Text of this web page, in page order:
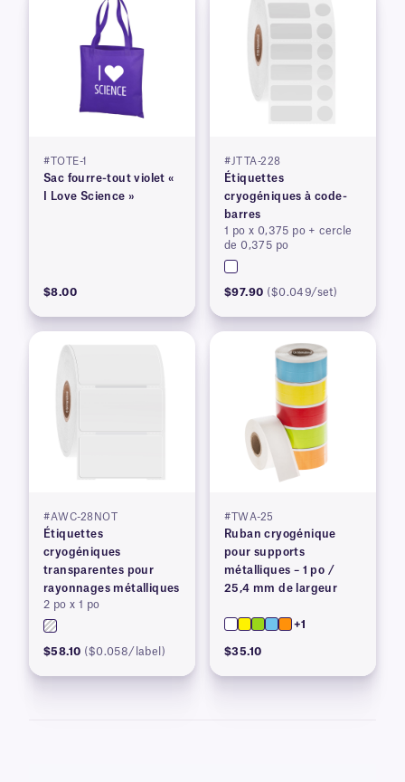
#TOTE-1
Sac fourre-tout violet «
I Love Science »
$8.00
#JTTA-228
Étiquettes
cryogéniques à code-
barres
1 po x 0,375 po + cercle
de 0,375 po
$97.90 ($0.049/set)
#AWC-28NOT
Étiquettes
cryogéniques
transparentes pour
rayonnages métalliques
2 po x 1 po
$58.10 ($0.058/label)
#TWA-25
Ruban cryogénique
pour supports
métalliques – 1 po /
25,4 mm de largeur
+1
$35.10